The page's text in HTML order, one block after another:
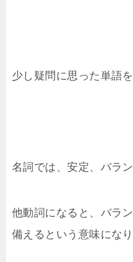
少し疑問に思った単語
名詞では、安定、バラ
他動詞になると、バラ
備えるという意味になり